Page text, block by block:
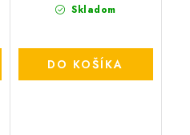
Skladom
DO KOŠÍKA